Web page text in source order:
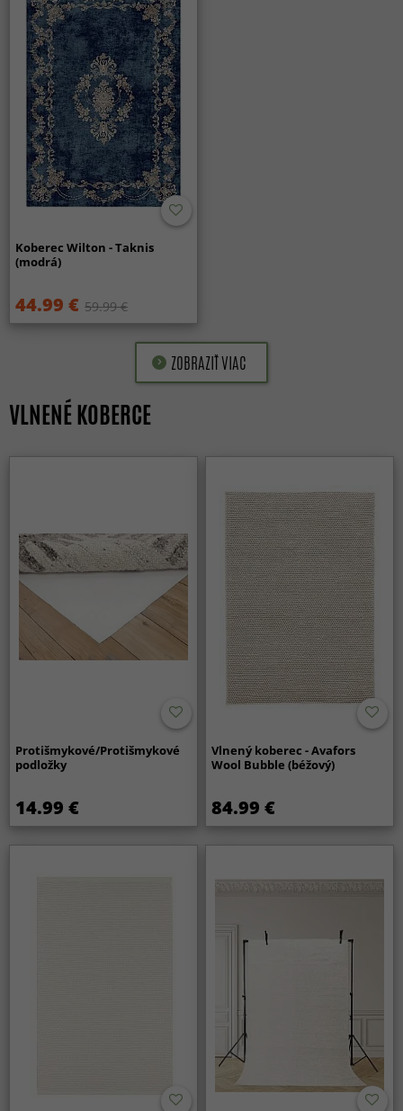
Koberec Wilton - Taknis
(modrá)
44.99 € 59.99 €
ZOBRAZIŤ VIAC
VLNENÉ KOBERCE
Protišmykové/Protišmykové
podložky
14.99 €
Vlnený koberec - Avafors
Wool Bubble (béžový)
84.99 €